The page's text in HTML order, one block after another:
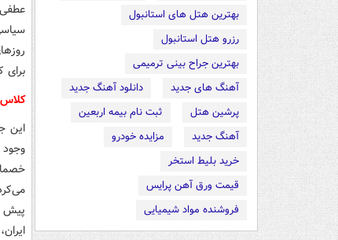
بهترین هتل های استانبول
رزرو هتل استانبول
بهترین جراح بینی ترمیمی
آهنگ های جدید
دانلود آهنگ جدید
پرشین هتل
ثبت نام بیمه اربعین
آهنگ جدید
مزایده خودرو
خرید بلیط استخر
قیمت ورق آهن پرایس
فروشنده مواد شیمیایی
این
پیش